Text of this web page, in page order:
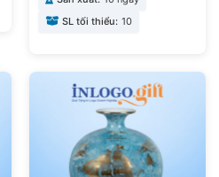
SL tối thiểu: 10